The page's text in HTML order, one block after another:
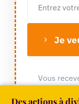
Je
Vous
Des actions à